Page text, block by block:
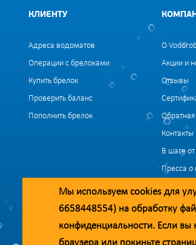
КЛИЕНТУ
Адреса водоматов
Операции с брелоками
Купить брелок
Проверить баланс
Пополнить брелок
О
Акции и
Отзывы
Обратная
Контакты
В шаге
Пресса о
Уважаемые клиенты и партнёры!
Наша компания строит взаимодействие на
Мы используем cookies для
6658448554) на обработку
конфиденциальности. Если вы
браузера или покиньте